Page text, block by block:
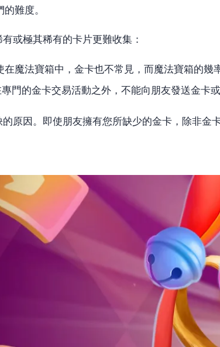
難度。
或極其稀有的卡片更難收集：
在魔法寶箱中，金卡也不常見，而魔法寶箱的幾
門的金卡交易活動之外，不能向朋友發送金卡
原因。即使朋友擁有您所缺少的金卡，除非金